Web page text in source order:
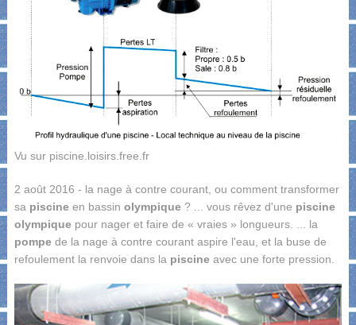
Vu sur piscine.loisirs.free.fr
2 août 2016 - la nage à contre courant, ou comment transformer
sa piscineen bassin olympique? ... vous rêvez d'une piscine
olympiquepour nager et faire de « vraies » longueurs. ... la
pompede la nage à contre courant aspire l'eau, et la buse de
refoulement la renvoie dans la piscineavec une forte pression.